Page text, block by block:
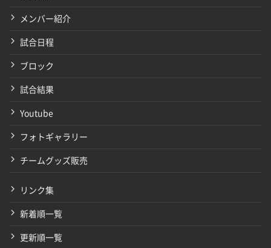
メンバー紹介
試合日程
ブロック
試合結果
Youtube
フォトギャラリー
チームグッズ販売
リンク集
新着順一覧
更新順一覧